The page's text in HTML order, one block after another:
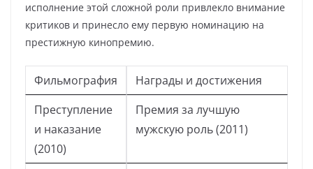
исполнение этой сложной роли привлекло внимание
критиков и принесло ему первую номинацию на
престижную кинопремию.
Фильмография
Награды и достижения
Преступление
и наказание
(2010)
Премия за лучшую
мужскую роль (2011)